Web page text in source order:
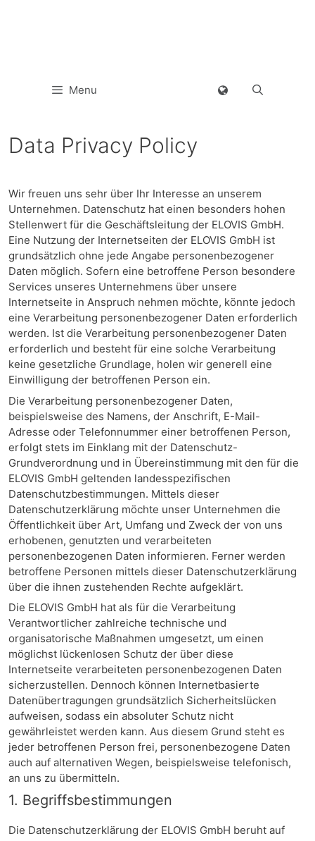
Menu
Data Privacy Policy
Wir freuen uns sehr über Ihr Interesse an unserem
Unternehmen. Datenschutz hat einen besonders hohen
Stellenwert für die Geschäftsleitung der ELOVIS GmbH.
Eine Nutzung der Internetseiten der ELOVIS GmbH ist
grundsätzlich ohne jede Angabe personenbezogener
Daten möglich. Sofern eine betroffene Person besondere
Services unseres Unternehmens über unsere
Internetseite in Anspruch nehmen möchte, könnte jedoch
eine Verarbeitung personenbezogener Daten erforderlich
werden. Ist die Verarbeitung personenbezogener Daten
erforderlich und besteht für eine solche Verarbeitung
keine gesetzliche Grundlage, holen wir generell eine
Einwilligung der betroffenen Person ein.
Die Verarbeitung personenbezogener Daten,
beispielsweise des Namens, der Anschrift, E-Mail-
Adresse oder Telefonnummer einer betroffenen Person,
erfolgt stets im Einklang mit der Datenschutz-
Grundverordnung und in Übereinstimmung mit den für die
ELOVIS GmbH geltenden landesspezifischen
Datenschutzbestimmungen. Mittels dieser
Datenschutzerklärung möchte unser Unternehmen die
Öffentlichkeit über Art, Umfang und Zweck der von uns
erhobenen, genutzten und verarbeiteten
personenbezogenen Daten informieren. Ferner werden
betroffene Personen mittels dieser Datenschutzerklärung
über die ihnen zustehenden Rechte aufgeklärt.
Die ELOVIS GmbH hat als für die Verarbeitung
Verantwortlicher zahlreiche technische und
organisatorische Maßnahmen umgesetzt, um einen
möglichst lückenlosen Schutz der über diese
Internetseite verarbeiteten personenbezogenen Daten
sicherzustellen. Dennoch können Internetbasierte
Datenübertragungen grundsätzlich Sicherheitslücken
aufweisen, sodass ein absoluter Schutz nicht
gewährleistet werden kann. Aus diesem Grund steht es
jeder betroffenen Person frei, personenbezogene Daten
auch auf alternativen Wegen, beispielsweise telefonisch,
an uns zu übermitteln.
1. Begriffsbestimmungen
Die Datenschutzerklärung der ELOVIS GmbH beruht auf